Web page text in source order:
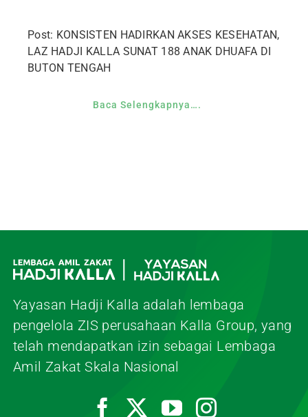
Post: KONSISTEN HADIRKAN AKSES KESEHATAN,
LAZ HADJI KALLA SUNAT 188 ANAK DHUAFA DI
BUTON TENGAH
Baca Selengkapnya….
Yayasan Hadji Kalla adalah lembaga
pengelola ZIS perusahaan Kalla Group, yang
telah mendapatkan izin sebagai Lembaga
Amil Zakat Skala Nasional